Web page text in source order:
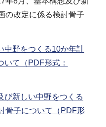
の改定に係る検討骨子
中野をつくる10か年計
て（PDF形式：
び新しい中野をつくる
骨子について（PDF形